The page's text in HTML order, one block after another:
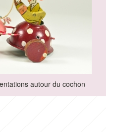
autour du cochon